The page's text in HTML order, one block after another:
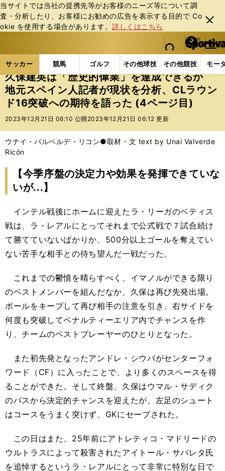
当サイトでは当社の提携先等がお客様のニーズ等について調
査・分析したり、お客様にお勧めの広告を表⽰する⽬的で Co
okie を使⽤する場合があります。詳しくはこちら
閉じ
る
web Sportiva (webスポルティーバ)
検索
マイペ
ー
ジ
メニュ
サッカー 競馬 ゴルフ その他球技 その他競技 モー
ス
ポ
ル
テ
ー
バ
サッカーの記事一覧 海外サッカー 海外サッカー
久保建英は「歴史的偉業」を達成できるか
地元スペイン人記者が現状を分析、CLラウン
ド16突破への期待を語った (4ページ目)
2023年12月21日 06:10 公開 2023年12月21日 06:12 更新
ウナイ・バルベルデ・リコン●取材・文 text by Unai Valverde
Ricón
【今季序盤の決定力や効果を発揮できていな
いが...】
インテル戦後にホームに迎えたラ・リーガのベティス
戦は、ラ・レアルにとってそれまで公式戦で７試合続け
て勝てていないばかりか、500分以上ゴールを奪えてい
ない苦手な相手との待ち望んだ一戦だった。
これまでの鬱憤を晴らすべく、イマノルができる限り
のベストメンバーを組んだなか、久保は再び先発出場。
ボールをキープして再び相手の注意を引き、右サイドを
何度も突破してペナルティーエリア内でチャンスを作
り、チームのベストプレーヤーのひとりとなった。
また初先発となったアンドレ・シウバがセンターフォ
ワード（CF）に入ったことで、より多くのスペースを得
ることができた。そして終盤、久保はウマル・サディク
のパスから決定的チャンスを迎えたが、左足のシュート
はコースをうまく突けず、GKにセーブされた。
この日はまた、25年前にアトレティコ・マドリードの
ウルトラスによって殺害されたアイトール・サバレタ氏
を追悼するというラ・レアルにとって非常に特別な日で